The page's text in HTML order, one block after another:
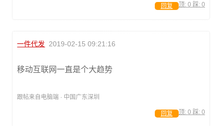
顶: 0 踩: 0
回复
一件代发 2019-02-15 09:21:16
移动互联网一直是个大趋势
跟帖来自电脑端 · 中国广东深圳
顶: 0 踩: 0
回复